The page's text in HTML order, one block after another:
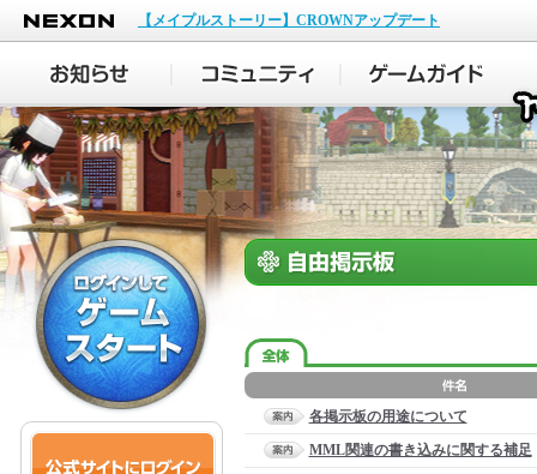
NEXON
【メイプルストーリー】CROWNアップデート
各掲示板の用途について
MML関連の書き込みに関する補足